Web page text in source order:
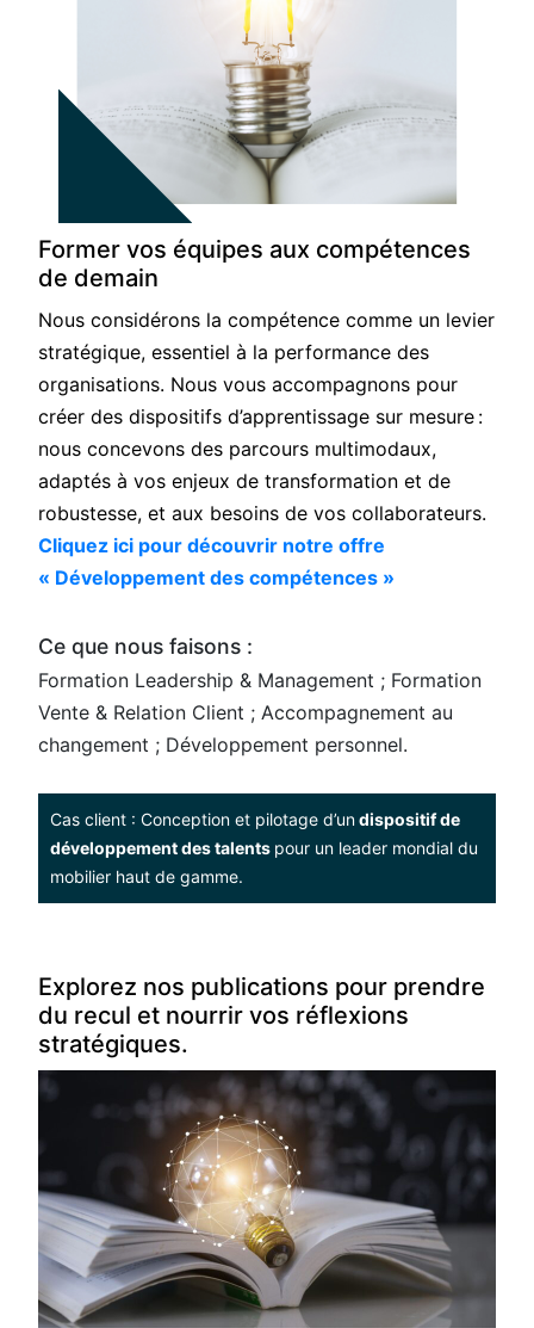
Former vos équipes aux compétences
de demain
Nous considérons la compétence comme un levier
stratégique, essentiel à la performance des
organisations. Nous vous accompagnons pour
créer des dispositifs d’apprentissage sur mesure :
nous concevons des parcours multimodaux,
adaptés à vos enjeux de transformation et de
robustesse, et aux besoins de vos collaborateurs.
Cliquez ici pour découvrir notre offre
« Développement des compétences »
Ce que nous faisons :
Formation Leadership & Management ; Formation
Vente & Relation Client ; Accompagnement au
changement ; Développement personnel.
Cas client : Conception et pilotage d’undispositif de
développement des talents pour un leader mondial du
mobilier haut de gamme.
Explorez nos publications pour prendre
du recul et nourrir vos réflexions
stratégiques.